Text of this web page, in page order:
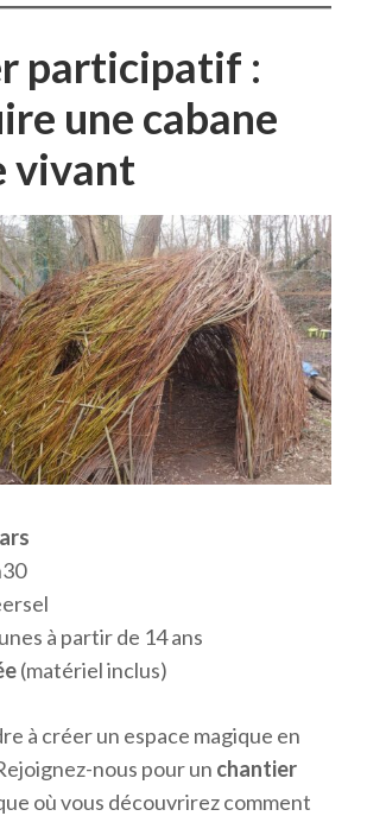
participatif :
une cabane
vivant
à partir de 14 ans
(matériel inclus)
à créer un espace magique en
nous pour un chantier
où vous découvrirez comment